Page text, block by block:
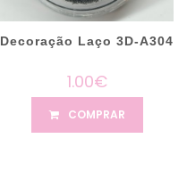
Decoração Laço 3D-A304
1.00€
COMPRAR